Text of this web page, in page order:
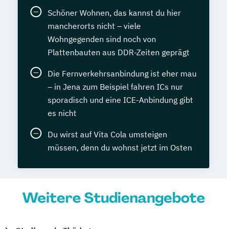
Schöner Wohnen, das kannst du hier
mancherorts nicht – viele
Wohngegenden sind noch von
Plattenbauten aus DDR-Zeiten geprägt
Die Fernverkehrsanbindung ist eher mau
– in Jena zum Beispiel fahren ICs nur
sporadisch und eine ICE-Anbindung gibt
es nicht
Du wirst auf Vita Cola umsteigen
müssen, denn du wohnst jetzt im Osten
Weitere Studienangebote